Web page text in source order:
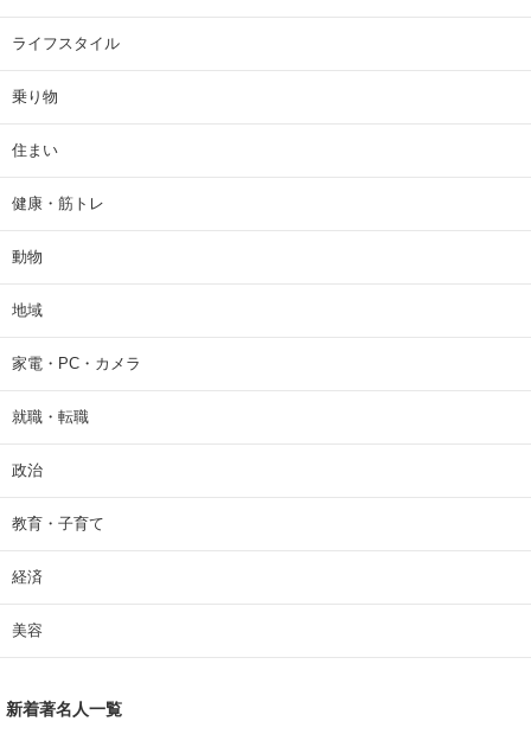
ライフスタイル
乗り物
住まい
健康・筋トレ
動物
地域
家電・PC・カメラ
就職・転職
政治
教育・子育て
経済
美容
新着著名人一覧